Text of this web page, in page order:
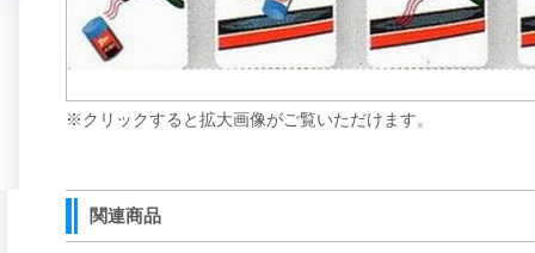
※クリックすると拡大画像がご覧いただけます。
関連商品